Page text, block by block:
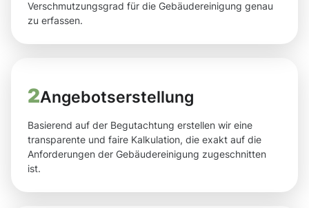
Verschmutzungsgrad für die Gebäudereinigung genau
zu erfassen.
2Angebotserstellung
Basierend auf der Begutachtung erstellen wir eine
transparente und faire Kalkulation, die exakt auf die
Anforderungen der Gebäudereinigung zugeschnitten
ist.